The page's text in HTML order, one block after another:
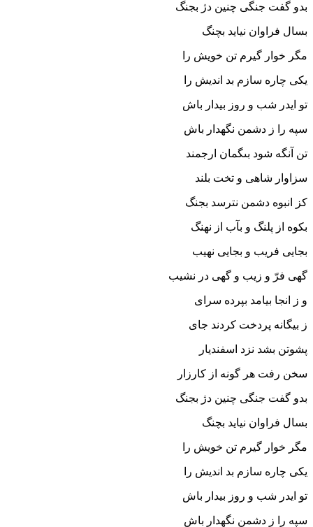
بدو گفت جنگى چنین دژ بجنگ
بسال فراوان نیاید بچنگ‏
مگر خوار گیرم تن خویش را
یکى چاره سازم بد اندیش را
تو ایدر شب و روز بیدار باش
سپه را ز دشمن نگهدار باش‏
تن آنگه شود بى‏گمان ارجمند
سزاوار شاهى و تخت بلند
کز انبوه دشمن نترسد بجنگ
بکوه از پلنگ و بآب از نهنگ‏
بجایى فریب و بجایى نهیب
گهى فرّ و زیب و گهى در نشیب‏
و ز انجا بیامد بپرده سراى
ز بیگانه پردخت کردند جاى‏
پشوتن بشد نزد اسفندیار
سخن رفت هر گونه از کارزار
بدو گفت جنگى چنین دژ بجنگ
بسال فراوان نیاید بچنگ‏
مگر خوار گیرم تن خویش را
یکى چاره سازم بد اندیش را
تو ایدر شب و روز بیدار باش
سپه را ز دشمن نگهدار باش‏